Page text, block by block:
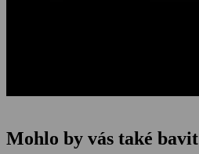
Mohlo by vás také bavit